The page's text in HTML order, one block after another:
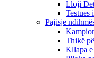
Lloji
Testues
Pajisje
Thikë
Kllapa